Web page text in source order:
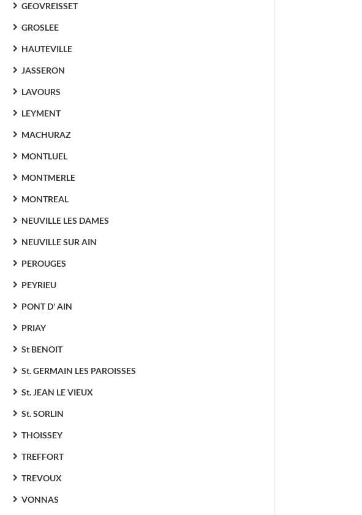
GEOVREISSET
GROSLEE
HAUTEVILLE
JASSERON
LAVOURS
LEYMENT
MACHURAZ
MONTLUEL
MONTMERLE
MONTREAL
NEUVILLE LES DAMES
NEUVILLE SUR AIN
PEROUGES
PEYRIEU
PONT D' AIN
PRIAY
St BENOIT
St. GERMAIN LES PAROISSES
St. JEAN LE VIEUX
St. SORLIN
THOISSEY
TREFFORT
TREVOUX
VONNAS